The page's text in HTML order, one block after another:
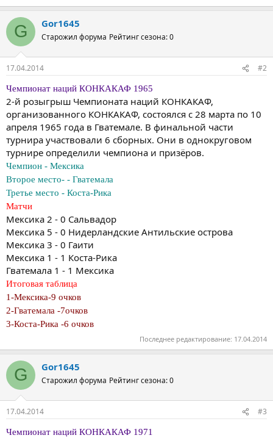
G Gor1645
Старожил форума Рейтинг сезона: 0
17.04.2014 #2
Чемпионат наций КОНКАКАФ 1965
2-й розыгрыш Чемпионата наций КОНКАКАФ,
организованного КОНКАКАФ, состоялся с 28 марта по 10
апреля 1965 года в Гватемале. В финальной части
турнира участвовали 6 сборных. Они в однокруговом
турнире определили чемпиона и призёров.
Чемпион - Мексика
Второе место- - Гватемала
Третье место - Коста-Рика
Матчи
Мексика 2 - 0 Сальвадор
Мексика 5 - 0 Нидерландские Антильские острова
Мексика 3 - 0 Гаити
Мексика 1 - 1 Коста-Рика
Гватемала 1 - 1 Мексика
Итоговая таблица
1-Мексика-9 очков
2-Гватемала -7очков
3-Коста-Рика -6 очков
Последнее редактирование: 17.04.2014
G Gor1645
Старожил форума Рейтинг сезона: 0
17.04.2014 #3
Чемпионат наций КОНКАКАФ 1971